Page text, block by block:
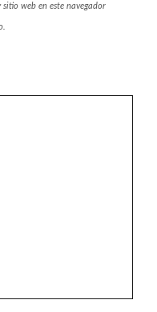
web en este navegador